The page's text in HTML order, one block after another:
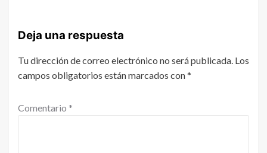
Deja una respuesta
Tu dirección de correo electrónico no será publicada. Los
campos obligatorios están marcados con*
Comentario *